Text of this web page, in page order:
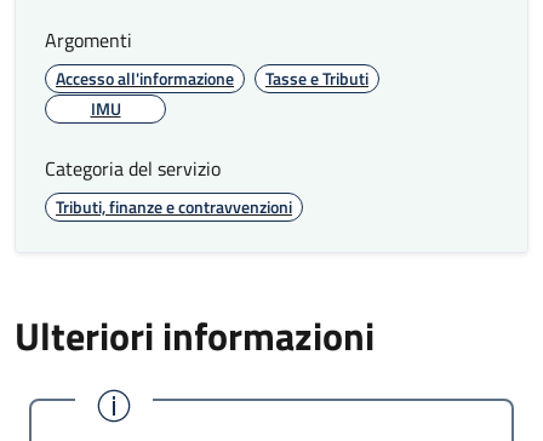
(posta
ordinaria)
scadenza dei
Tempo per
(PEC)
Entro 30
lavorativi
88%
Argomenti
Accesso all'informazione
Tasse e Tributi
IMU
Categoria del servizio
Tributi, finanze e contravvenzioni
Ulteriori informazioni